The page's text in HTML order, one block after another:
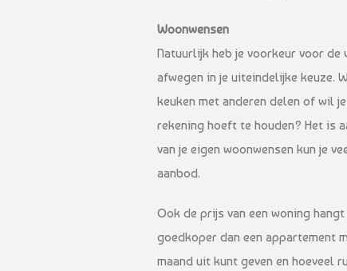
Woonwensen
Natuurlijk heb je voorkeur voor de
afwegen in je uiteindelijke keuze.
keuken met anderen delen of wil
rekening hoeft te houden? Het is
van je eigen woonwensen kun je
aanbod.
Ook de prijs van een woning
goedkoper dan een appartement
maand uit kunt geven en hoeveel